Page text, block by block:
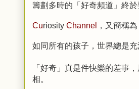
籌劃多時的「好奇頻道」終於
Curiosity Channel ，又簡稱
如同所有的孩子，世界總是
「好奇」真是件快樂的差事
相。